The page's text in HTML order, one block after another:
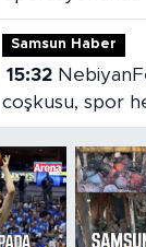
cezaevine
Samsun Haber
15:32NebiyanFest’te mehter
coşkusu, spor